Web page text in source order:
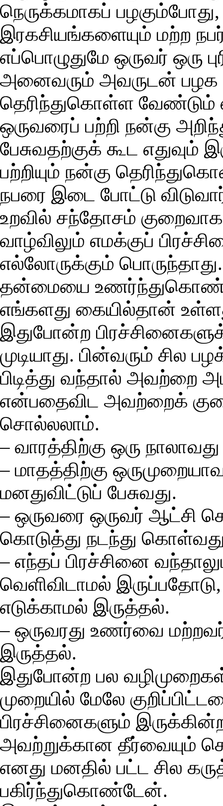
நெருக்கமாகப்
இரகசியங்களையும் மற்ற
எப்பொழுதுமே ஒருவர் ஒரு
அனைவரும் அவருடன் பழக
தெரிந்துகொள்ள வேண்டும்
ஒருவரைப் பற்றி நன்கு
பேசுவதற்குக் கூட
பற்றியும் நன்கு
நபரை இடை போட்டு
உறவில் சந்தோசம்
வாழ்விலும் எமக்குப்
எல்லோருக்கும்
தன்மையை
எங்களது கையில்தான்
இதுபோன்ற
முடியாது. பின்வரும்
பிடித்து வந்தால் அவற்றை
என்பதைவிட அவற்றைக்
சொல்லலாம்.
– வாரத்திற்கு ஒரு
– மாதத்திற்கு
மனதுவிட்டுப் பேசுவது.
– ஒருவரை ஒருவர் ஆட்சி
கொடுத்து நடந்து
– எந்தப் பிரச்சினை
வெளிவிடாமல்
எடுக்காமல் இருத்தல்.
– ஒருவரது உணர்வை மற்றவர்
இருத்தல்.
இதுபோன்ற பல
முறையில் மேலே
பிரச்சினைகளும்
அவற்றுக்கான தீர்வையும்
எனது மனதில் பட்ட சில
பகிர்ந்துகொண்டேன்.